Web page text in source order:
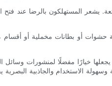
يشعر المستهلكون بالرضا عند
حشوات أو بطانات مخملية أو
خيارًا مفضلًا لمنشورات وسائل
الاستخدام والجاذبية